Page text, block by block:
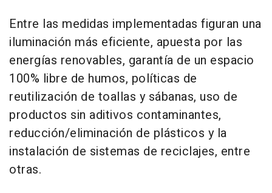
Entre las medidas implementadas figuran una
iluminación más eficiente, apuesta por las
energías renovables, garantía de un espacio
100% libre de humos, políticas de
reutilización de toallas y sábanas, uso de
productos sin aditivos contaminantes,
reducción/eliminación de plásticos y la
instalación de sistemas de reciclajes, entre
otras.